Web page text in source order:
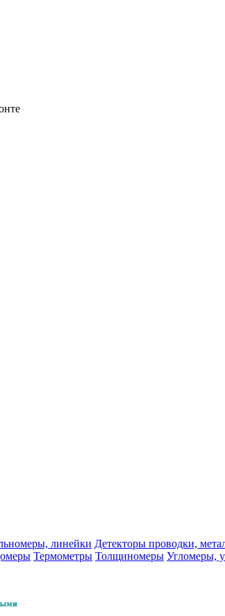
линейки Детекторы проводки,
Термометры Толщиномеры Угломеры,